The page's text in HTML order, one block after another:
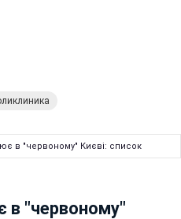
в "червоному" Києві: список
"червоному"